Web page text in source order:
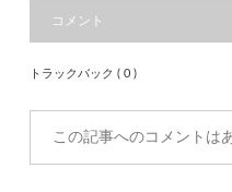
コメント
トラックバック ( 0 )
この記事へのコメントは